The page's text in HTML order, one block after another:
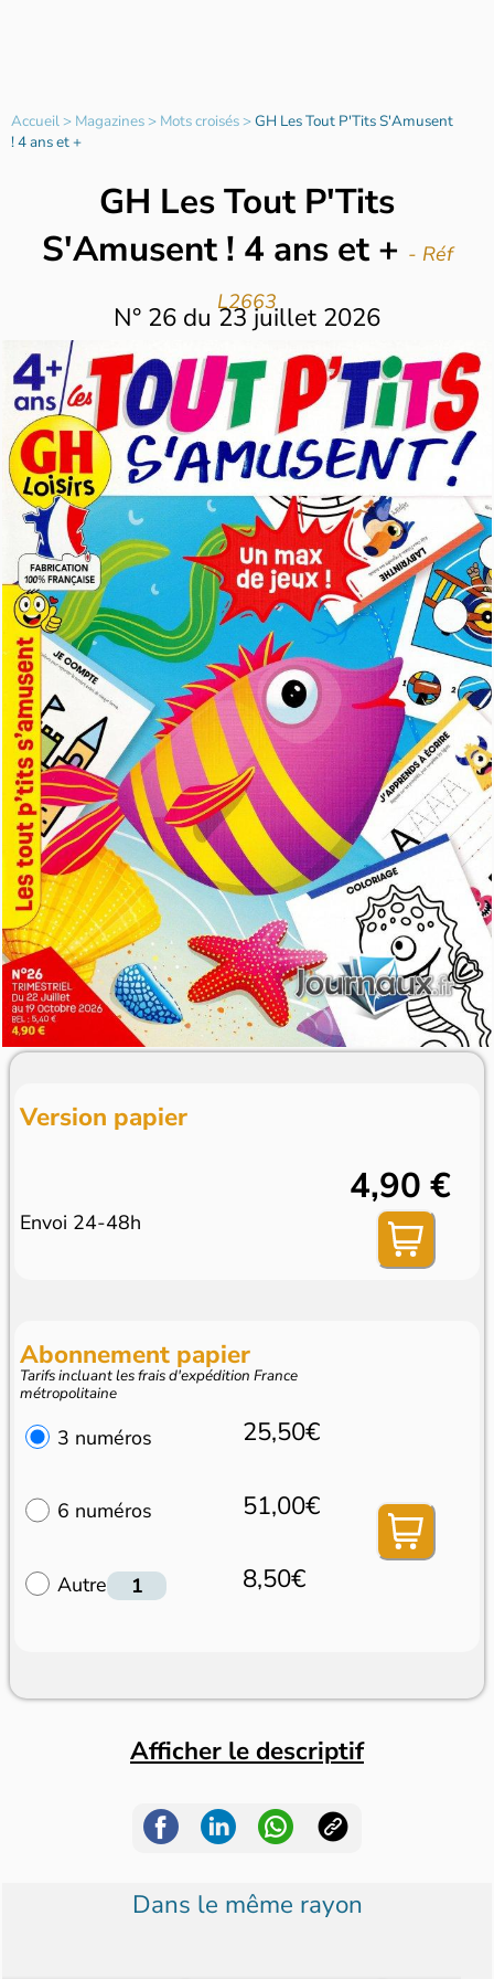
Accueil> Magazines> Mots croisés>GH Les Tout P'Tits S'Amusent
! 4 ans et +
GH Les Tout P'Tits
S'Amusent ! 4 ans et + - Réf
L2663
N° 26 du 23 juillet 2026
Version papier
Envoi 24-48h
4,90 €
Abonnement papier
Tarifs incluant les frais d'expédition France
métropolitaine
3 numéros 25,50€
6 numéros 51,00€
Autre 8,50€
Afficher le descriptif
Dans le même rayon